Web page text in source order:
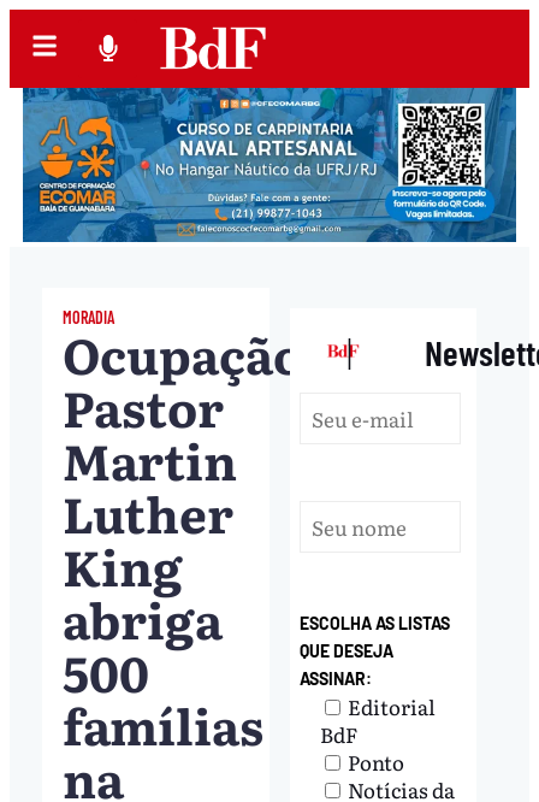
MORADIA
Ocupação
Pastor
Martin
Luther
King
abriga
500
famílias
na
|
ESCOLHA AS LISTAS
QUE DESEJA
ASSINAR:
Editorial
BdF
Ponto
Notícias da